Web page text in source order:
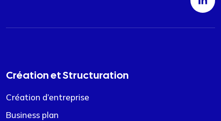
Création et Structuration
Création d’entreprise
Business plan